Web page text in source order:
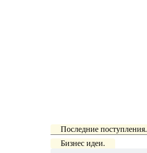
Последние поступления.
Бизнес идеи.